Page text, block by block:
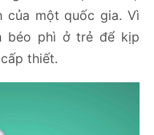
của một quốc gia. Vì
béo phì ở trẻ để kịp
thiết.